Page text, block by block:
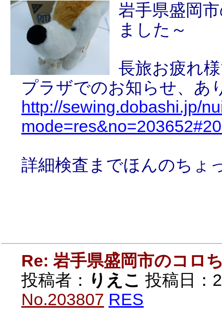
岩手県盛岡
ました～
長旅お疲れ
プラザでのお知らせ、あ
http://sewing.dobashi.jp/
詳細検査までほんのちょ
Re: 岩手県盛岡市のコロ
投稿者： りえこ 投稿日：
No.203807 RES